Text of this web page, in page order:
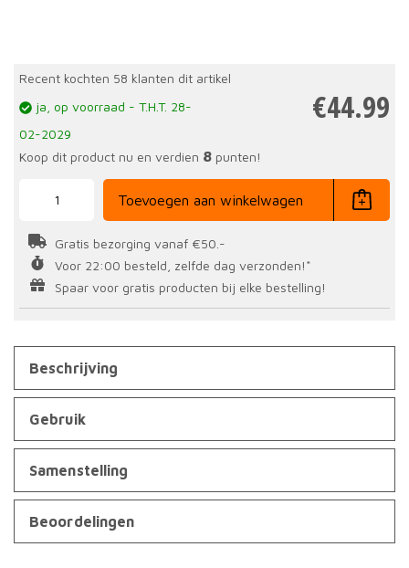
Recent kochten 58 klanten dit artikel
ja, op voorraad - T.H.T. 28-
02-2029
€44.99
Koop dit product nu en verdien 8 punten!
aantal
Toevoegen aan winkelwagen
Gratis bezorging vanaf €50.-
Voor 22:00 besteld, zelfde dag verzonden!*
Spaar voor gratis producten bij elke bestelling!
Beschrijving
Gebruik
Samenstelling
Beoordelingen